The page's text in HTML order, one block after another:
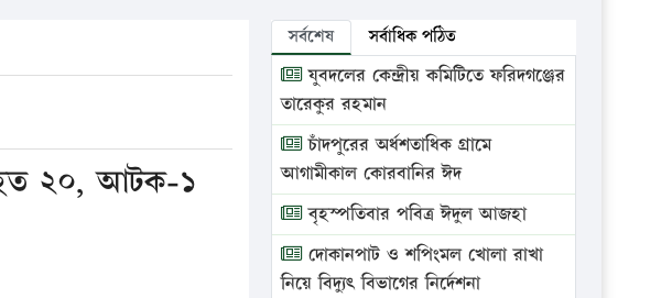
২০, আটক-১
সর্বশেষ সর্বাধিক পঠিত
যুবদলের কেন্দ্রীয় কমিটিতে ফরিদগঞ্জের
তারেকুর রহমান
চাঁদপুরের অর্ধশতাধিক গ্রামে
আগামীকাল কোরবানির ঈদ
বৃহস্পতিবার পবিত্র ঈদুল আজহা
দোকানপাট ও শপিংমল খোলা রাখা
নিয়ে বিদ্যুৎ বিভাগের নির্দেশনা